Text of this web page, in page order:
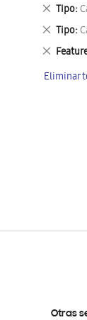
Tipo
Eliminar
este
artículo
Tipo
Eliminar
este
artículo
Eliminar
artículo
Eliminar
Otras